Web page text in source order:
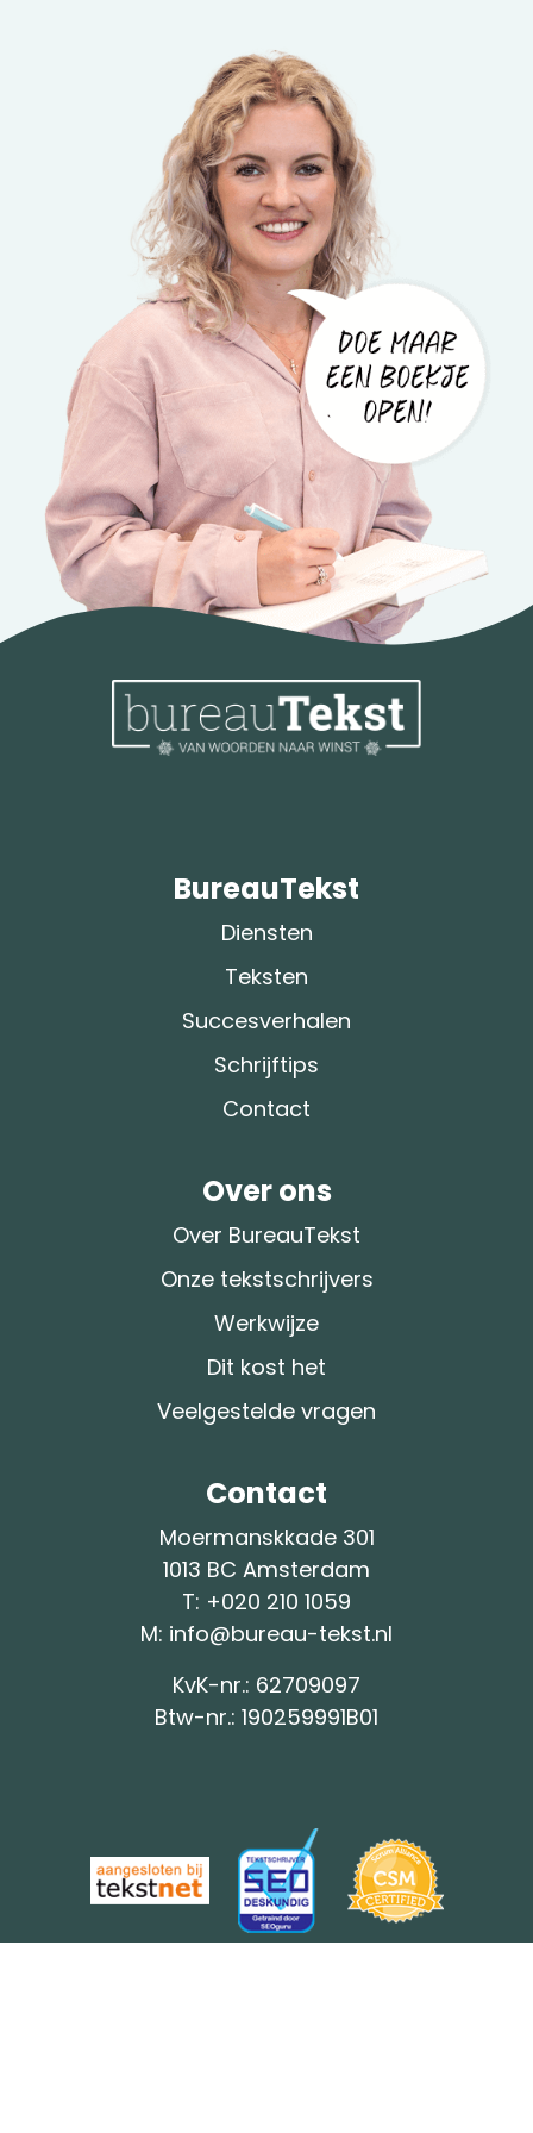
BureauTekst
Diensten
Teksten
Succesverhalen
Schrijftips
Contact
Over ons
Over BureauTekst
Onze tekstschrijvers
Werkwijze
Dit kost het
Veelgestelde vragen
Contact
Moermanskkade 301
1013 BC Amsterdam
T: +020 210 1059
M: info@bureau-tekst.nl
KvK-nr.: 62709097
Btw-nr.: 190259991B01